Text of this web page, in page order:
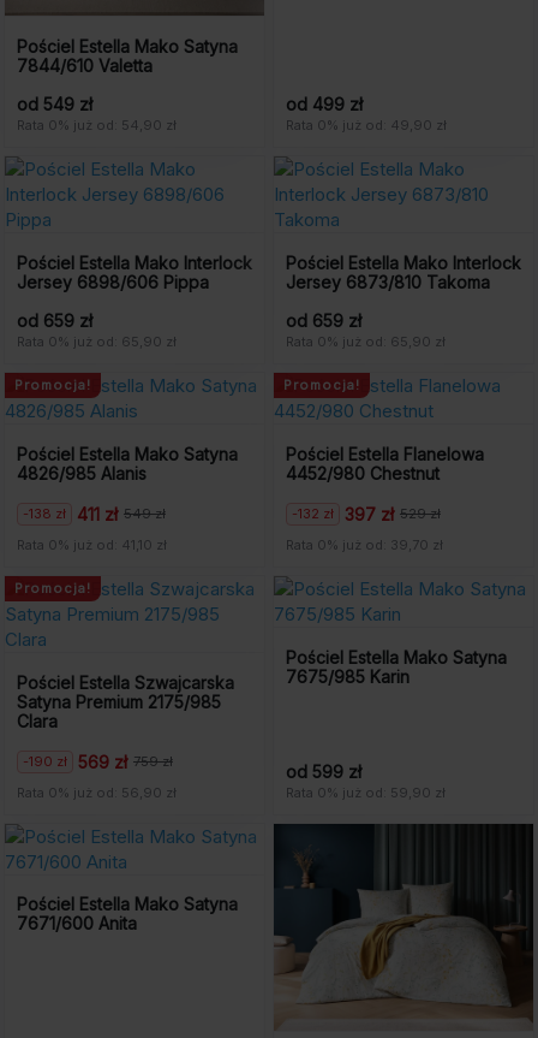
Pościel Estella Mako Satyna
7844/610 Valetta
od 549 zł
Rata 0% już od: 54,90 zł
od 499 zł
Rata 0% już od: 49,90 zł
Pościel Estella Mako Interlock
Jersey 6898/606 Pippa
od 659 zł
Rata 0% już od: 65,90 zł
Pościel Estella Mako Interlock
Jersey 6873/810 Takoma
od 659 zł
Rata 0% już od: 65,90 zł
Promocja!
Pościel Estella Mako Satyna
4826/985 Alanis
549 zł
Pierwotna
cena
549
zł.
411 zł
Aktualna
cena
411
zł.
-138 zł
Rata 0% już od: 41,10 zł
Promocja!
Pościel Estella Flanelowa
4452/980 Chestnut
529 zł
Pierwotna
cena
529
zł.
397 zł
Aktualna
cena
397
zł.
-132 zł
Rata 0% już od: 39,70 zł
Promocja!
Pościel Estella Szwajcarska
Satyna Premium 2175/985
Clara
759 zł
Pierwotna
cena
759
zł.
569 zł
Aktualna
cena
569
zł.
-190 zł
Rata 0% już od: 56,90 zł
Pościel Estella Mako Satyna
7675/985 Karin
od 599 zł
Rata 0% już od: 59,90 zł
Pościel Estella Mako Satyna
7671/600 Anita